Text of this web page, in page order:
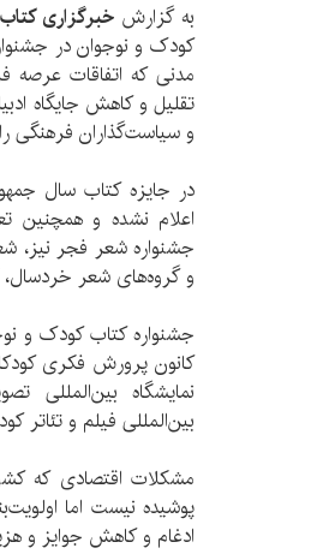
به گزارش خبرگزاری کتاب
کودک و نوجوان در
مدنی که اتفاقات عرصه
تقلیل و کاهش جایگاه
و سیاست‌گذاران فرهنگی
در جایزه کتاب سال
اعلام نشده و همچنین
جشنواره شعر فجر نیز،
و گروه‌های شعر
جشنواره کتاب کودک و
کانون پرورش فکری
نمایشگاه
بین‌المللی فیلم و تئاتر
مشکلات اقتصادی که
پوشیده نیست اما
ادغام و کاهش جوایز و